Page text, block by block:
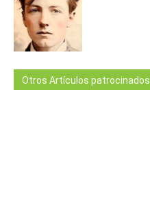
Otros Artículos patrocinados